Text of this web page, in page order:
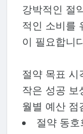
강박적인 절
적인 소비를
이 필요합니
절약 목표 시
작은 성공 보
월별 예산 점
절약 동호